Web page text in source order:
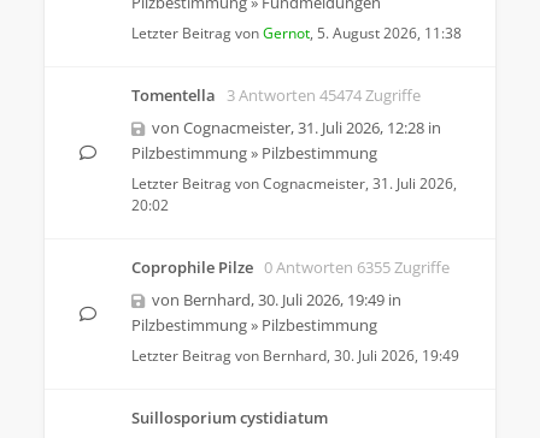
Letzter Beitrag vonGernot, 5. August 2026, 11:38
Tomentella
3 Antworten 45474 Zugriffe
von Cognacmeister,31. Juli 2026, 12:28 in
Pilzbestimmung» Pilzbestimmung
Letzter Beitrag vonCognacmeister, 31. Juli 2026,
20:02
Coprophile Pilze 0 Antworten 6355 Zugriffe
von Bernhard,30. Juli 2026, 19:49 in
Pilzbestimmung» Pilzbestimmung
Letzter Beitrag von Bernhard, 30. Juli 2026, 19:49
Suillosporium cystidiatum